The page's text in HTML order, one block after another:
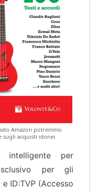
Amazon potremmo
sugli acquisti idonei.
intelligente per
per gli
ID:TVP (Accesso